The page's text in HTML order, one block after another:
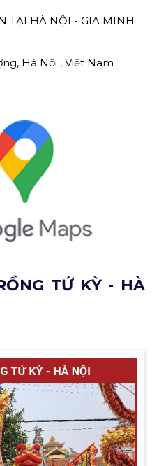
TẠI HÀ NỘI - GIA MINH
Hà Nội , Việt Nam
TỨ KỲ - HÀ